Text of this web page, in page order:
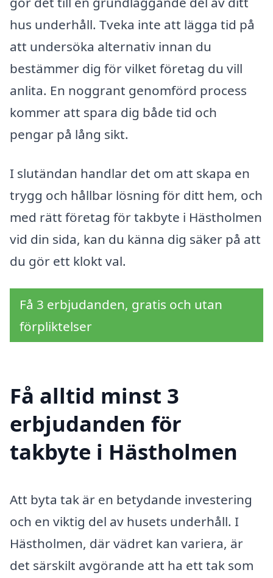
hus underhåll. Tveka inte att lägga tid på
att undersöka alternativ innan du
bestämmer dig för vilket företag du vill
anlita. En noggrant genomförd process
kommer att spara dig både tid och
pengar på lång sikt.
I slutändan handlar det om att skapa en
trygg och hållbar lösning för ditt hem, och
med rätt företag för takbyte i Hästholmen
vid din sida, kan du känna dig säker på att
du gör ett klokt val.
Få 3 erbjudanden, gratis och utan
förpliktelser
Få alltid minst 3
erbjudanden för
takbyte i Hästholmen
Att byta tak är en betydande investering
och en viktig del av husets underhåll. I
Hästholmen, där vädret kan variera, är
det särskilt avgörande att ha ett tak som